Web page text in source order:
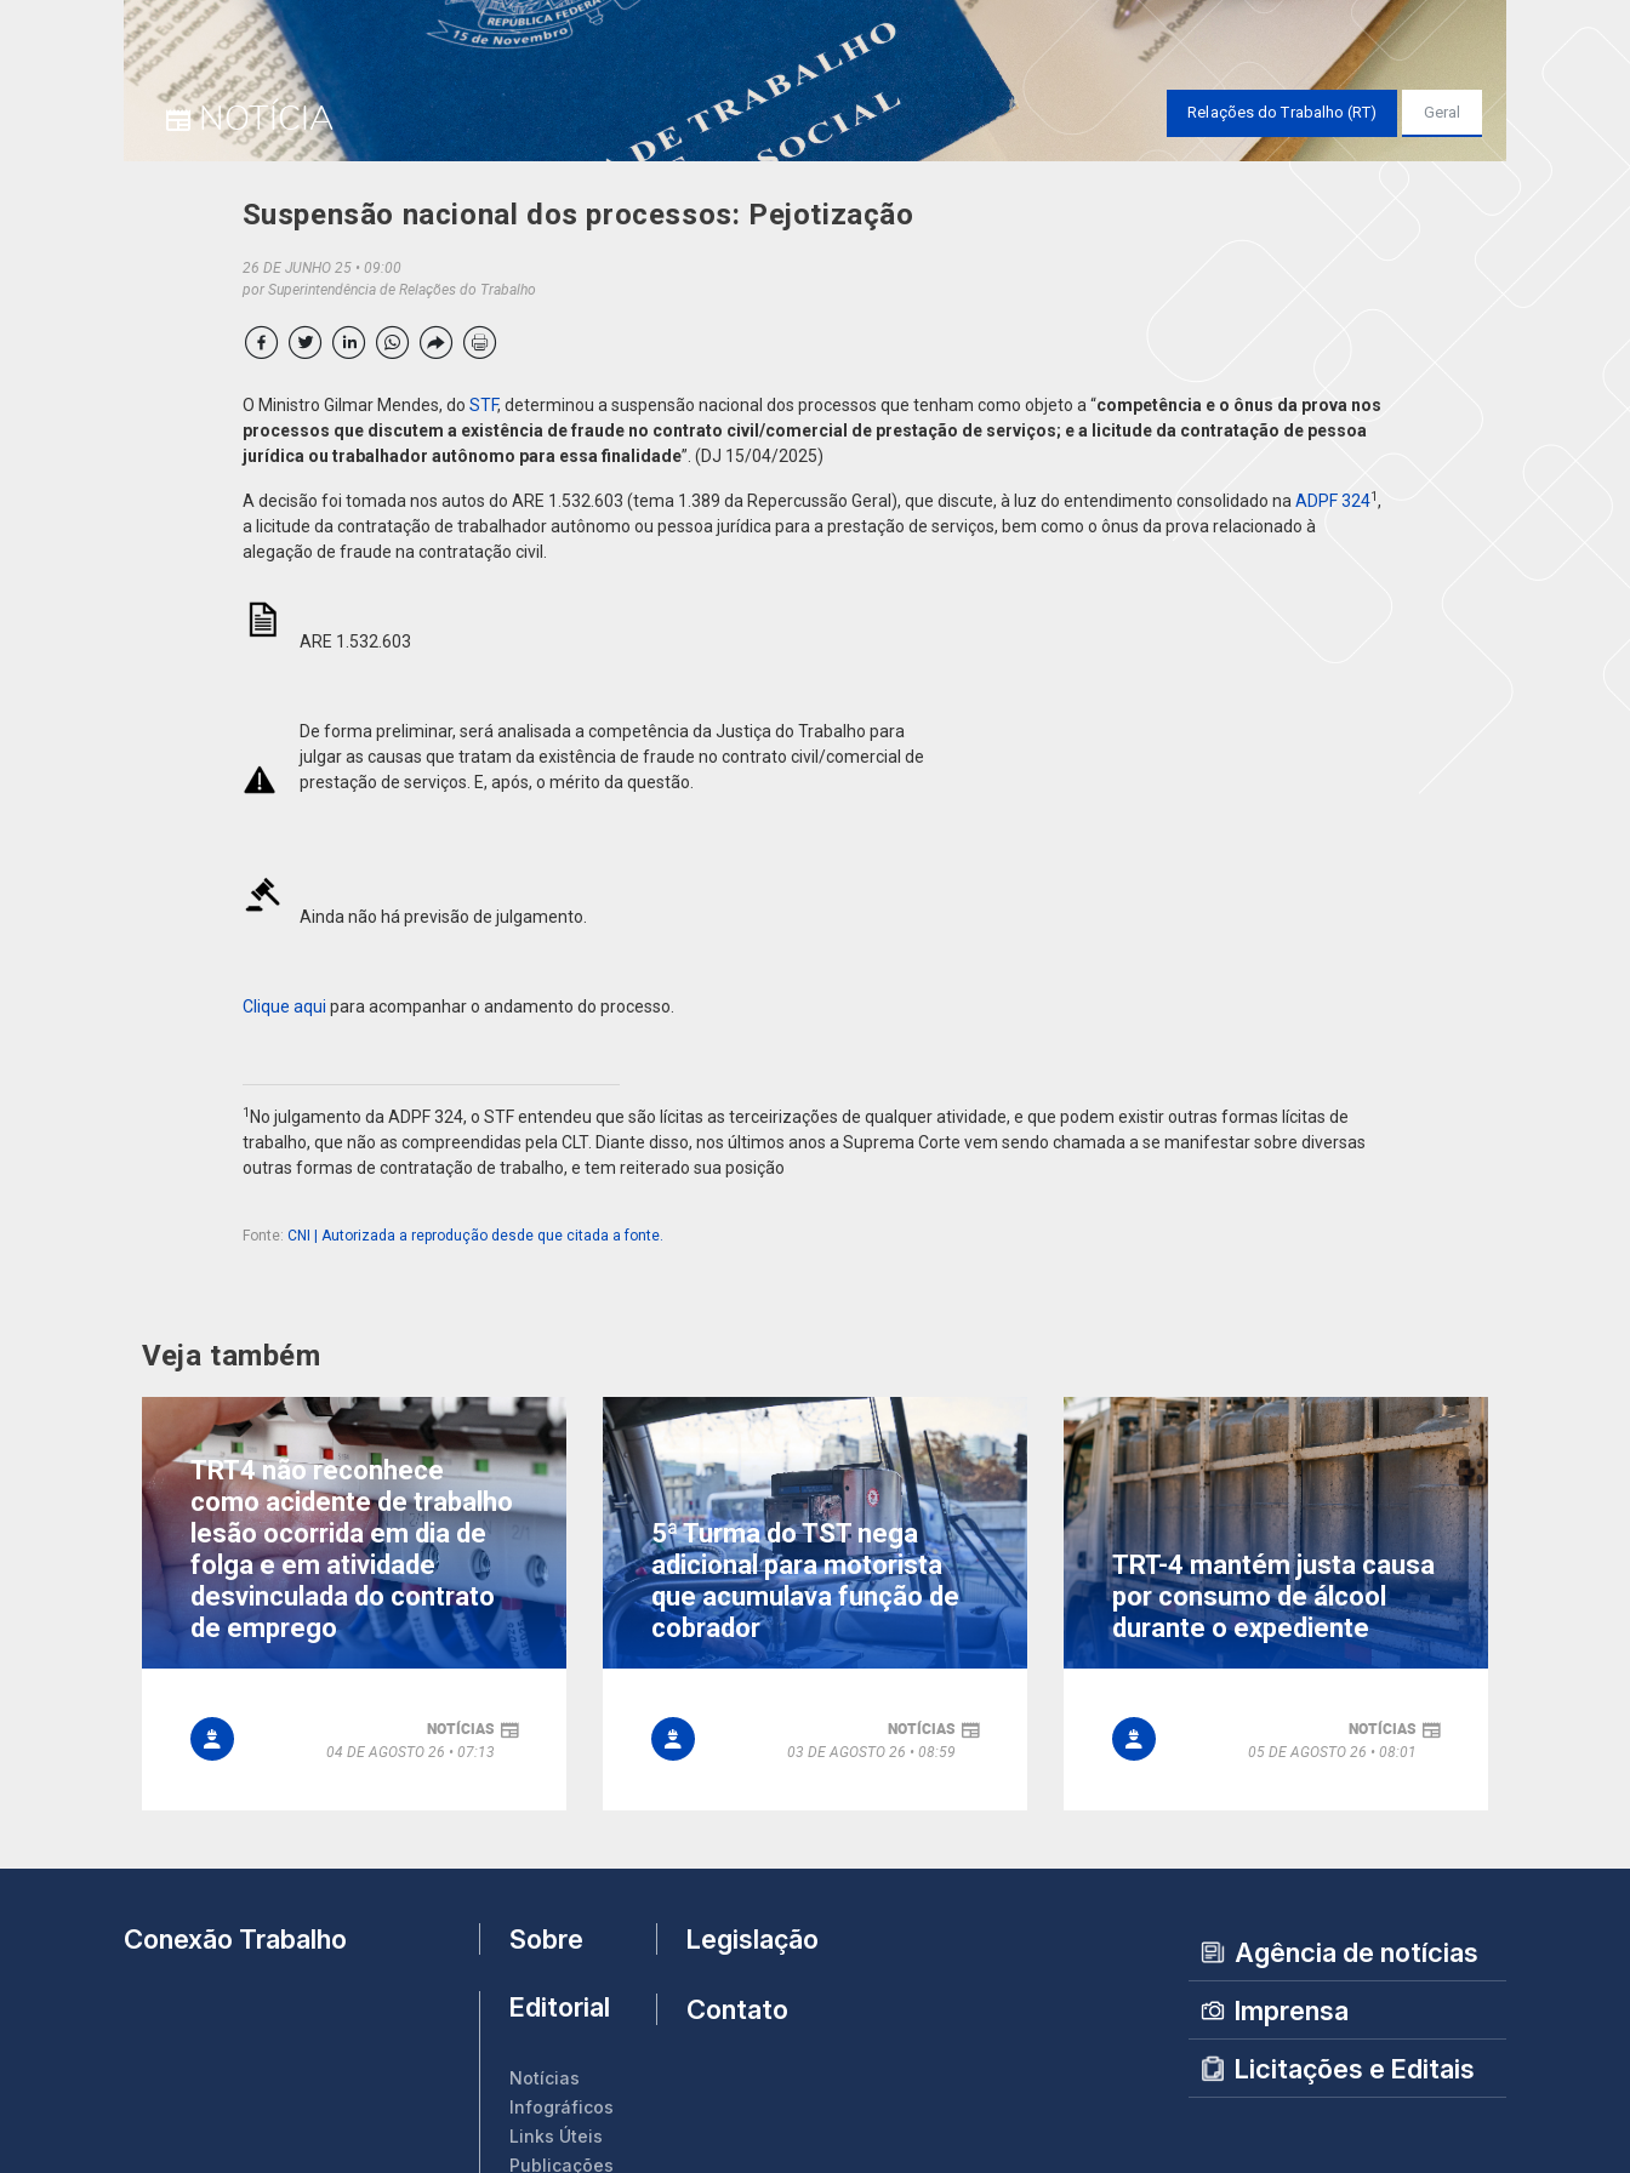
NOTÍCIA Relações do Trabalho (RT) Geral
Suspensão nacional dos processos: Pejotização
26 DE JUNHO 25
09:00
por Superintendência de Relações do Trabalho
O Ministro Gilmar Mendes, do STF, determinou a suspensão nacional dos processos que tenham como objeto a “competência e o ônus da prova nos
processos que discutem a existência de fraude no contrato civil/comercial de prestação de serviços; e a licitude da contratação de pessoa
jurídica ou trabalhador autônomo para essa finalidade”. (DJ 15/04/2025)
A decisão foi tomada nos autos do ARE 1.532.603 (tema 1.389 da Repercussão Geral), que discute, à luz do entendimento consolidado na ADPF 3241,
a licitude da contratação de trabalhador autônomo ou pessoa jurídica para a prestação de serviços, bem como o ônus da prova relacionado à
alegação de fraude na contratação civil.
ARE 1.532.603
De forma preliminar, será analisada a competência da Justiça do Trabalho para
julgar as causas que tratam da existência de fraude no contrato civil/comercial de
prestação de serviços. E, após, o mérito da questão.
Ainda não há previsão de julgamento.
Clique aqui para acompanhar o andamento do processo.
1 No julgamento da ADPF 324, o STF entendeu que são lícitas as terceirizações de qualquer atividade, e que podem existir outras formas lícitas de
trabalho, que não as compreendidas pela CLT. Diante disso, nos últimos anos a Suprema Corte vem sendo chamada a se manifestar sobre diversas
outras formas de contratação de trabalho, e tem reiterado sua posição
Fonte: CNI | Autorizada a reprodução desde que citada a fonte.
Veja também
TRT4 não reconhece
como acidente de trabalho
lesão ocorrida em dia de
folga e em atividade
desvinculada do contrato
de emprego
NOTÍCIAS
04 DE AGOSTO 26
07:13
5ª Turma do TST nega
adicional para motorista
que acumulava função de
cobrador
NOTÍCIAS
03 DE AGOSTO 26
08:59
TRT-4 mantém justa causa
por consumo de álcool
durante o expediente
NOTÍCIAS
05 DE AGOSTO 26
08:01
Conexão Trabalho Sobre
Editorial
Notícias
Infográficos
Links Úteis
Publicações
Legislação
Contato
Agência de notícias
Imprensa
Licitações e Editais